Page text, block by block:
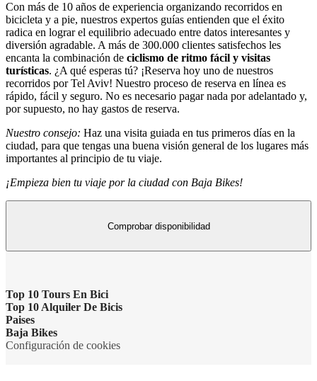
Con más de 10 años de experiencia organizando recorridos en
bicicleta y a pie, nuestros expertos guías entienden que el éxito
radica en lograr el equilibrio adecuado entre datos interesantes y
diversión agradable. A más de 300.000 clientes satisfechos les
encanta la combinación de ciclismo de ritmo fácil y visitas
turísticas. ¿A qué esperas tú? ¡Reserva hoy uno de nuestros
recorridos por Tel Aviv! Nuestro proceso de reserva en línea es
rápido, fácil y seguro. No es necesario pagar nada por adelantado y,
por supuesto, no hay gastos de reserva.
Nuestro consejo: Haz una visita guiada en tus primeros días en la
ciudad, para que tengas una buena visión general de los lugares más
importantes al principio de tu viaje.
¡Empieza bien tu viaje por la ciudad con Baja Bikes!
Comprobar disponibilidad
Top 10 Tours En Bici
Lo más destacado de Ámsterdam
Barcelona imprescindible
Top 10 Alquiler De Bicis
Alquiler de bicicletas Ámsterdam
Alquiler de bicicletas Valencia
Paises
Italia
Baja Bikes
Configuración de cookies